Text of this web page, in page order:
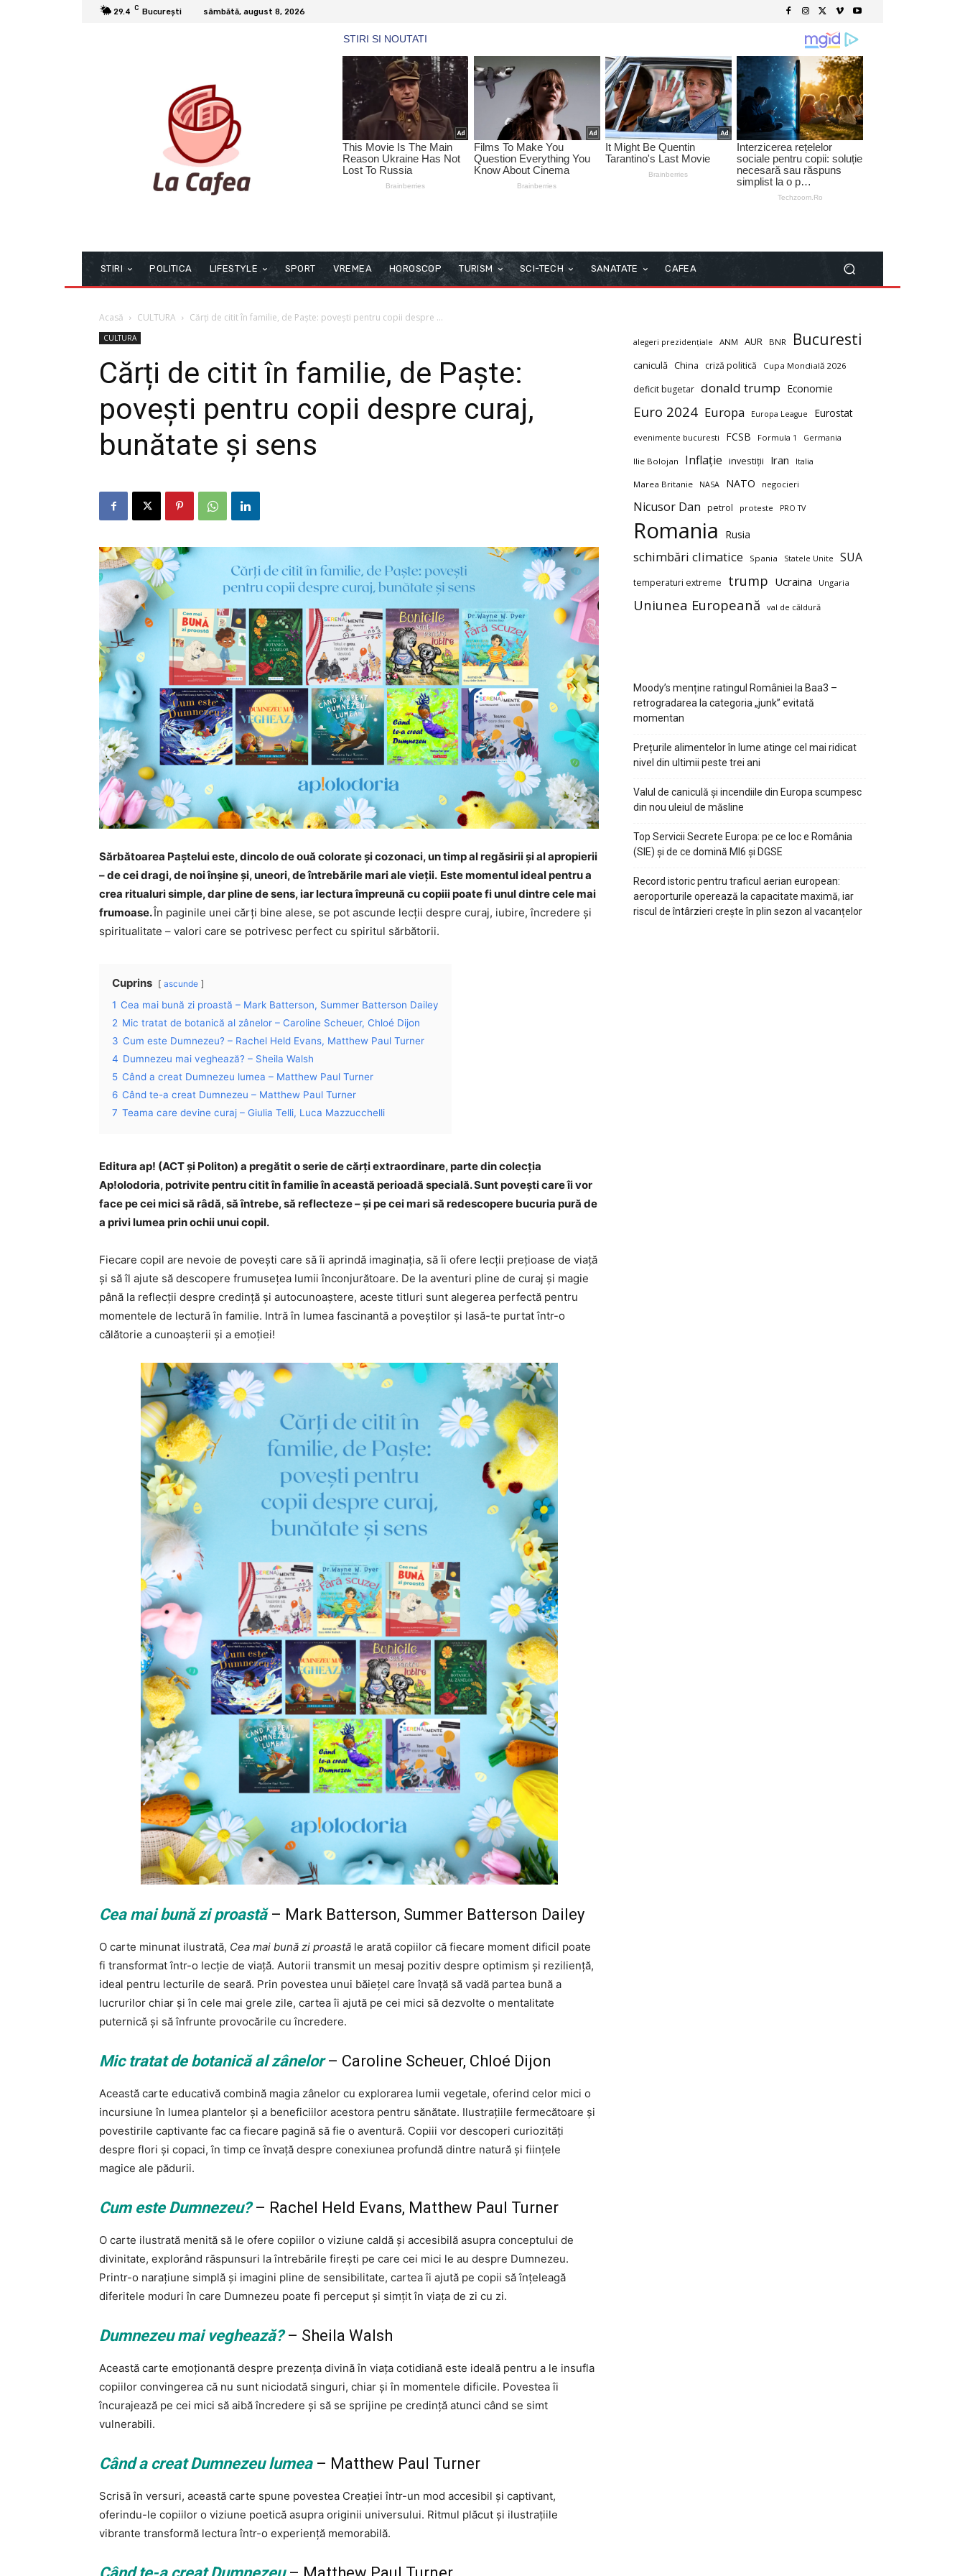
29.4 C București sâmbătă, august 8, 2026
STIRI POLITICA LIFESTYLE SPORT VREMEA HOROSCOP TURISM SCI-TECH SANATATE CAFEA
Acasă CULTURA Cărți de citit în familie, de Paște: povești pentru copii despre ...
CULTURA
Cărți de citit în familie, de Paște:
povești pentru copii despre curaj,
bunătate și sens
Sărbătoarea Paștelui este, dincolo de ouă colorate și cozonaci, un timp al regăsirii și al apropierii
– de cei dragi, de noi înșine și, uneori, de întrebările mari ale vieții. Este momentul ideal pentru a
crea ritualuri simple, dar pline de sens, iar lectura împreună cu copiii poate fi unul dintre cele mai
frumoase.În paginile unei cărți bine alese, se pot ascunde lecții despre curaj, iubire, încredere și
spiritualitate – valori care se potrivesc perfect cu spiritul sărbătorii.
Cuprins ascunde
1 Cea mai bună zi proastă – Mark Batterson, Summer Batterson Dailey
2 Mic tratat de botanică al zânelor – Caroline Scheuer, Chloé Dijon
3 Cum este Dumnezeu? – Rachel Held Evans, Matthew Paul Turner
4 Dumnezeu mai veghează? – Sheila Walsh
5 Când a creat Dumnezeu lumea – Matthew Paul Turner
6 Când te-a creat Dumnezeu – Matthew Paul Turner
7 Teama care devine curaj – Giulia Telli, Luca Mazzucchelli
Editura ap! (ACT și Politon) a pregătit o serie de cărți extraordinare, parte din colecția
Ap!olodoria, potrivite pentru citit în familie în această perioadă specială. Sunt povești care îi vor
face pe cei mici să râdă, să întrebe, să reflecteze – și pe cei mari să redescopere bucuria pură de
a privi lumea prin ochii unui copil.
Fiecare copil are nevoie de povești care să îi aprindă imaginația, să îi ofere lecții prețioase de viață
și să îl ajute să descopere frumusețea lumii înconjurătoare. De la aventuri pline de curaj și magie
până la reflecții despre credință și autocunoaștere, aceste titluri sunt alegerea perfectă pentru
momentele de lectură în familie. Intră în lumea fascinantă a poveștilor și lasă-te purtat într-o
călătorie a cunoașterii și a emoției!
Cea mai bună zi proastă– Mark Batterson, Summer Batterson Dailey
O carte minunat ilustrată, Cea mai bună zi proastă le arată copiilor că fiecare moment dificil poate
fi transformat într-o lecție de viață. Autorii transmit un mesaj pozitiv despre optimism și reziliență,
ideal pentru lecturile de seară. Prin povestea unui băiețel care învață să vadă partea bună a
lucrurilor chiar și în cele mai grele zile, cartea îi ajută pe cei mici să dezvolte o mentalitate
puternică și să înfrunte provocările cu încredere.
Mic tratat de botanică al zânelor– Caroline Scheuer, Chloé Dijon
Această carte educativă combină magia zânelor cu explorarea lumii vegetale, oferind celor mici o
incursiune în lumea plantelor și a beneficiilor acestora pentru sănătate. Ilustrațiile fermecătoare și
povestirile captivante fac ca fiecare pagină să fie o aventură. Copiii vor descoperi curiozități
despre flori și copaci, în timp ce învață despre conexiunea profundă dintre natură și ființele
magice ale pădurii.
Cum este Dumnezeu?– Rachel Held Evans, Matthew Paul Turner
O carte ilustrată menită să le ofere copiilor o viziune caldă și accesibilă asupra conceptului de
divinitate, explorând răspunsuri la întrebările firești pe care cei mici le au despre Dumnezeu.
Printr-o narațiune simplă și imagini pline de sensibilitate, cartea îi ajută pe copii să înțeleagă
diferitele moduri în care Dumnezeu poate fi perceput și simțit în viața de zi cu zi.
Dumnezeu mai veghează?– Sheila Walsh
Această carte emoționantă despre prezența divină în viața cotidiană este ideală pentru a le insufla
copiilor convingerea că nu sunt niciodată singuri, chiar și în momentele dificile. Povestea îi
încurajează pe cei mici să aibă încredere și să se sprijine pe credință atunci când se simt
vulnerabili.
Când a creat Dumnezeu lumea– Matthew Paul Turner
Scrisă în versuri, această carte spune povestea Creației într-un mod accesibil și captivant,
oferindu-le copiilor o viziune poetică asupra originii universului. Ritmul plăcut și ilustrațiile
vibrante transformă lectura într-o experiență memorabilă.
alegeri prezidențiale ANM AUR BNR Bucuresti
caniculă China criză politică Cupa Mondială 2026
deficit bugetar donald trump Economie
Euro 2024 Europa Europa League Eurostat
evenimente bucuresti FCSB Formula 1 Germania
Ilie Bolojan Inflație investiții Iran Italia
Marea Britanie NASA NATO negocieri
Nicusor Dan petrol proteste PRO TV
Romania Rusia
schimbări climatice Spania Statele Unite SUA
temperaturi extreme trump Ucraina Ungaria
Uniunea Europeană val de căldură
Moody’s menține ratingul României la Baa3 –
retrogradarea la categoria „junk” evitată
momentan
Prețurile alimentelor în lume atinge cel mai ridicat
nivel din ultimii peste trei ani
Valul de caniculă și incendiile din Europa scumpesc
din nou uleiul de măsline
Top Servicii Secrete Europa: pe ce loc e România
(SIE) și de ce domină MI6 și DGSE
Record istoric pentru traficul aerian european:
aeroporturile operează la capacitate maximă, iar
riscul de întârzieri crește în plin sezon al vacanțelor